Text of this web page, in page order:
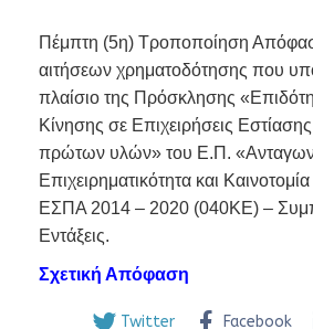
Πέμπτη (5η) Τροποποίηση
αιτήσεων χρηματοδότησης που
πλαίσιο της Πρόσκλησης
Κίνησης σε Επιχειρήσεις
πρώτων υλών» του Ε.Π.
Επιχειρηματικότητα και
ΕΣΠΑ 2014 – 2020 (040ΚΕ) –
Εντάξεις.
Σχετική Απόφαση
Twitter Facebook